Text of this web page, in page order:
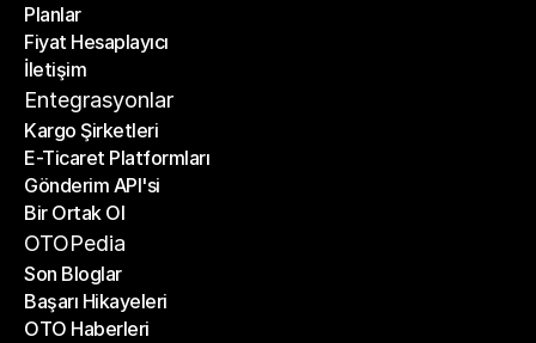
Anasayfa
Planlar
Planlar
Fiyat Hesaplayıcı
Fiyat Hesaplayıcı
İletişim
İletişim
Entegrasyonlar
Kargo Şirketleri
Kargo Şirketleri
E-Ticaret Platformları
E-Ticaret Platformları
Gönderim API'si
Gönderim API'si
Bir Ortak Ol
Bir Ortak Ol
OTOPedia
Son Bloglar
Son Bloglar
Başarı Hikayeleri
Başarı Hikayeleri
OTO Haberleri